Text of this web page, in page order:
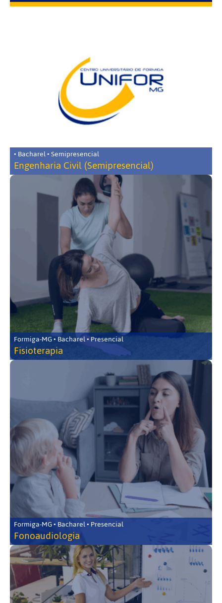
• Bacharel • Semipresencial
Engenharia Civil (Semipresencial)
Formiga-MG • Bacharel • Presencial
Fisioterapia
Formiga-MG • Bacharel • Presencial
Fonoaudiologia